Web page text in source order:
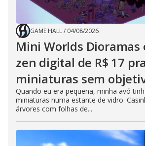
GAME HALL/ 04/08/2026
Mini Worlds Dioramas
zen digital de R$ 17
miniaturas sem
Quando eu era pequena, minha avó
miniaturas numa estante de vidro.
árvores com folhas de...